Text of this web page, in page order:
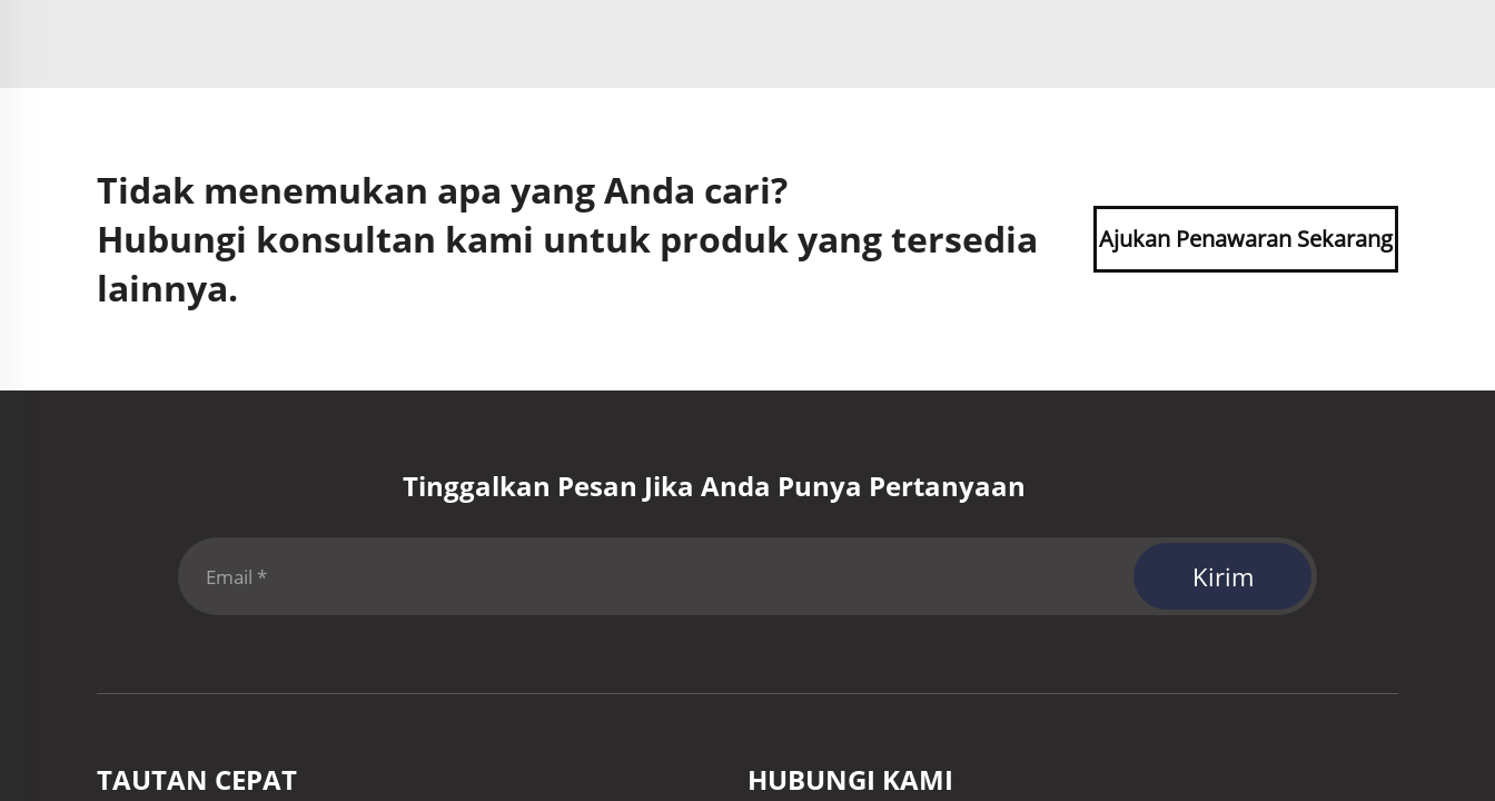
Tidak menemukan apa yang Anda cari?
Hubungi konsultan kami untuk produk yang tersedia
lainnya.
Ajukan Penawaran Sekarang
Tinggalkan Pesan Jika Anda Punya Pertanyaan
Kirim
TAUTAN CEPAT HUBUNGI KAMI